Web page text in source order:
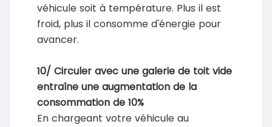
véhicule soit à température. Plus il est
froid, plus il consomme d'énergie pour
avancer.
10/ Circuler avec une galerie de toit vide
entraîne une augmentation de la
consommation de 10%
En chargeant votre véhicule au